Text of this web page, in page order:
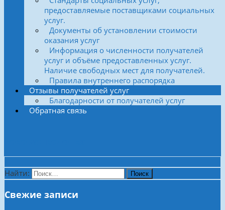
предоставляемые поставщиками социальных
услуг.
Документы об установлении стоимости
оказания услуг
Информация о численности получателей
услуг и объёме предоставленных услуг.
Наличие свободных мест для получателей.
Правила внутреннего распорядка
Отзывы получателей услуг
Благодарности от получателей услуг
Обратная связь
Найти:
Свежие записи